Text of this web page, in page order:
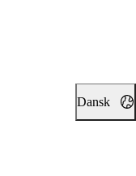
Dansk